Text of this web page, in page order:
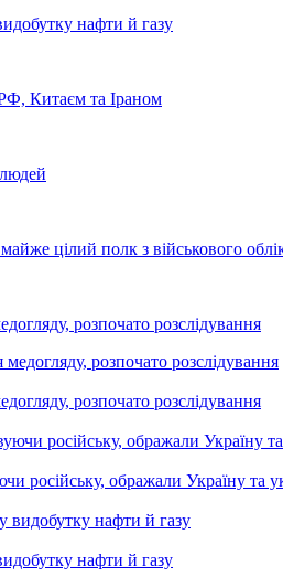
нафти й газу
Китаєм та Іраном
цілий полк з військового
розпочато розслідування
розпочато розслідування
російську, ображали Україну та
нафти й газу